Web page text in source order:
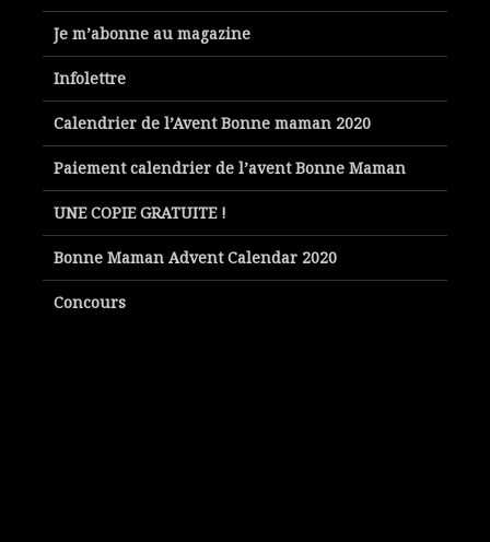
Je m’abonne au magazine
Infolettre
Calendrier de l’Avent Bonne maman 2020
Paiement calendrier de l’avent Bonne Maman
UNE COPIE GRATUITE !
Bonne Maman Advent Calendar 2020
Concours